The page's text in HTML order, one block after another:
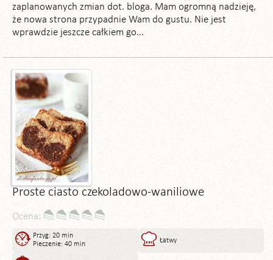
zaplanowanych zmian dot. bloga. Mam ogromną nadzieję,
że nowa strona przypadnie Wam do gustu. Nie jest
wprawdzie jeszcze całkiem go...
Proste ciasto czekoladowo-waniliowe
Ocena:
Przyg: 20 min
Pieczenie: 40 min
Łatwy